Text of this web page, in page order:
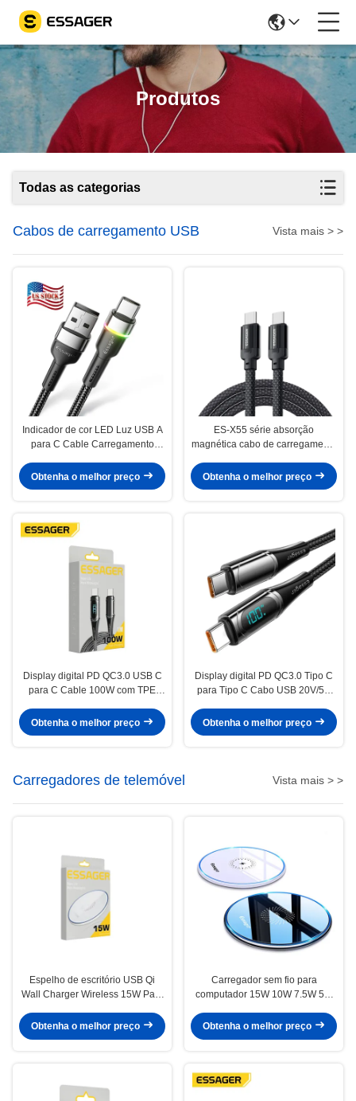
Produtos
Todas as categorias
Cabos de carregamento USB Vista mais > >
Indicador de cor LED Luz USB A
para C Cable Carregamento
Obtenha o melhor preço
ES-X55 série absorção
magnética cabo de carregamento
100W 240W 1m
Obtenha o melhor preço
Display digital PD QC3.0 USB C
para C Cable 100W com TPE
Obtenha o melhor preço
Display digital PD QC3.0 Tipo C
para Tipo C Cabo USB 20V/5A
Obtenha o melhor preço
Carregadores de telemóvel Vista mais > >
Espelho de escritório USB Qi
Wall Charger Wireless 15W Para
Obtenha o melhor preço
Carregador sem fio para
computador 15W 10W 7.5W 5W
Obtenha o melhor preço